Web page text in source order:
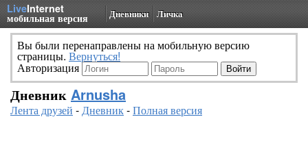
LiveInternet
мобильная версия Дневники Личка
Вы были перенаправлены на мобильную версию
страницы. Вернуться!
Авторизация
Дневник Arnusha
Лента друзей -Дневник-Полная версия